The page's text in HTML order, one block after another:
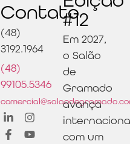
Contato
(48)
3192.1964
(48)
99105.5346
#12
Em 2027,
o Salão
de
Gramado
avança
com um